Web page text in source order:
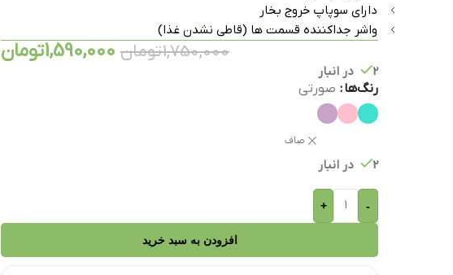
دارای سوپاپ خروج بخار
واشر جداکننده قسمت ها (قاطی نشدن غذا)
1,750,000تومان 1,590,000تومان
2 در انبار
رنگ‌ها صورتی
صاف
2 در انبار
-
+
افزودن به سبد خرید